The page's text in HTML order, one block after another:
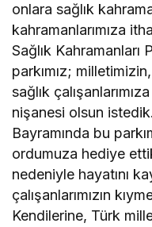
onlara sağlık
kahramanlarımıza
Sağlık Kahramanları
parkımız;
sağlık
nişanesi olsun
Bayramında bu
ordumuza hediye
nedeniyle hayatını
çalışanlarımızın
Kendilerine, Türk